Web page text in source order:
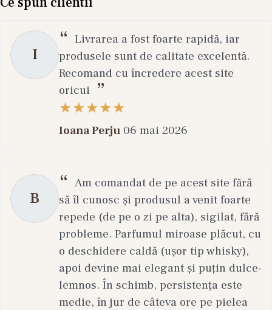
I
Livrarea a fost foarte rapidă, iar
produsele sunt de calitate excelentă.
Recomand cu încredere acest site
oricui
Ioana Perju 06 mai 2026
B
Am comandat de pe acest site fără
să îl cunosc și produsul a venit foarte
repede (de pe o zi pe alta), sigilat, fără
probleme. Parfumul miroase plăcut, cu
o deschidere caldă (ușor tip whisky),
apoi devine mai elegant și puțin dulce-
lemnos. În schimb, persistența este
medie, în jur de câteva ore pe pielea